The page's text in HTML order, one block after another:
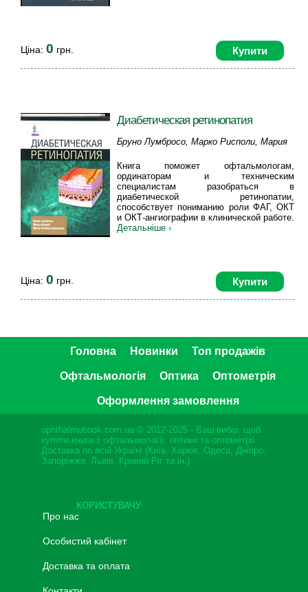
Купити
Ціна: 0 грн.
Диабетическая ретинопатия
Бруно Лумбросо, Марко Рисполи, Мария
Книга поможет офтальмологам,
ординаторам и техническим
специалистам разобраться в
диабетической ретинопатии,
способствует пониманию роли ФАГ, ОКТ
и ОКТ-ангиографии в клинической работе.
Детальніше ›
Купити
Ціна: 0 грн.
Головна Новинки Топ продажів
Офтальмологія Оптика Оптометрія
Оформлення замовлення
ophthalmobook.com.ua © 2012-2025 - Ваш вибір, щоб
купити книги з офтальмології, оптики та оптометрії.
Доставка по всій Україні (Київ, Харків, Одеса, Дніпро,
Запоріжжя, Львів, Кривий Ріг та ін.)
КОРИСТУВАЧУ
Про нас
Особистий кабінет
Доставка та оплата